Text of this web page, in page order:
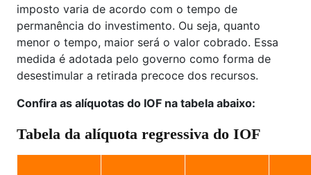
imposto varia de acordo com o tempo de
permanência do investimento. Ou seja, quanto
menor o tempo, maior será o valor cobrado. Essa
medida é adotada pelo governo como forma de
desestimular a retirada precoce dos recursos.
Confira as alíquotas do IOF na tabela abaixo:
Tabela da alíquota regressiva do IOF